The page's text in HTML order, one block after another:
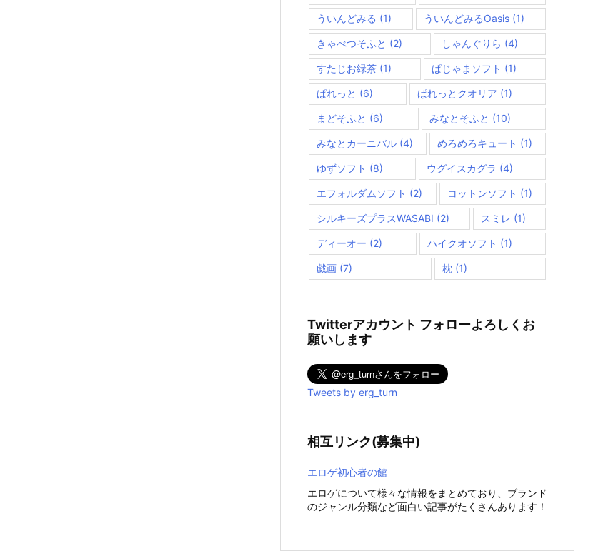
ういんどみる (1) ういんどみるOasis (1)
きゃべつそふと (2) しゃんぐりら (4)
すたじお緑茶 (1) ぱじゃまソフト (1)
ぱれっと (6) ぱれっとクオリア (1)
まどそふと (6) みなとそふと (10)
みなとカーニバル (4) めろめろキュート (1)
ゆずソフト (8) ウグイスカグラ (4)
エフォルダムソフト (2) コットンソフト (1)
シルキーズプラスWASABI (2) スミレ (1)
ディーオー (2) ハイクオソフト (1)
戯画 (7) 枕(1)
Twitterアカウント フォローよろしくお
願いします
Tweets by erg_turn
相互リンク(募集中)
エロゲ初心者の館
エロゲについて様々な情報をまとめており、ブランド
のジャンル分類など面白い記事がたくさんあります！